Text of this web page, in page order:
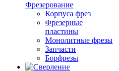
Фрезерование
Корпуса фрез
Фрезерные
пластины
Монолитные фрезы
Запчасти
Борфрезы